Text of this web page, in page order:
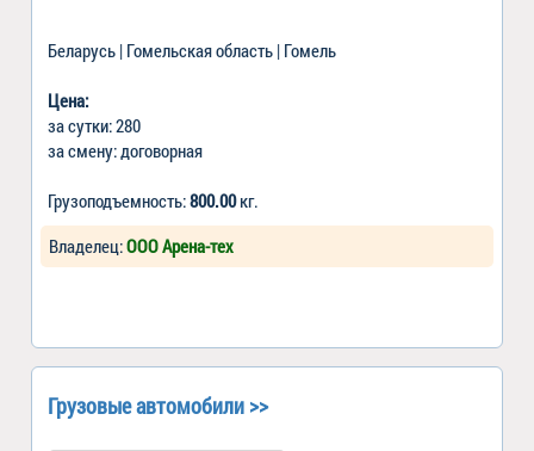
Беларусь | Гомельская область | Гомель
Цена:
за сутки: 280
за смену: договорная
Грузоподъемность:800.00кг.
Владелец:ООО Арена-тех
Грузовые автомобили >>